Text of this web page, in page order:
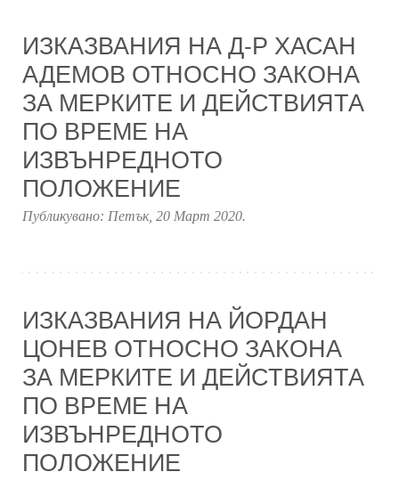
ИЗКАЗВАНИЯ НА Д-Р ХАСАН
АДЕМОВ ОТНОСНО ЗАКОНА
ЗА МЕРКИТЕ И ДЕЙСТВИЯТА
ПО ВРЕМЕ НА
ИЗВЪНРЕДНОТО
ПОЛОЖЕНИЕ
Публикувано: Петък, 20 Март 2020.
ИЗКАЗВАНИЯ НА ЙОРДАН
ЦОНЕВ ОТНОСНО ЗАКОНА
ЗА МЕРКИТЕ И ДЕЙСТВИЯТА
ПО ВРЕМЕ НА
ИЗВЪНРЕДНОТО
ПОЛОЖЕНИЕ